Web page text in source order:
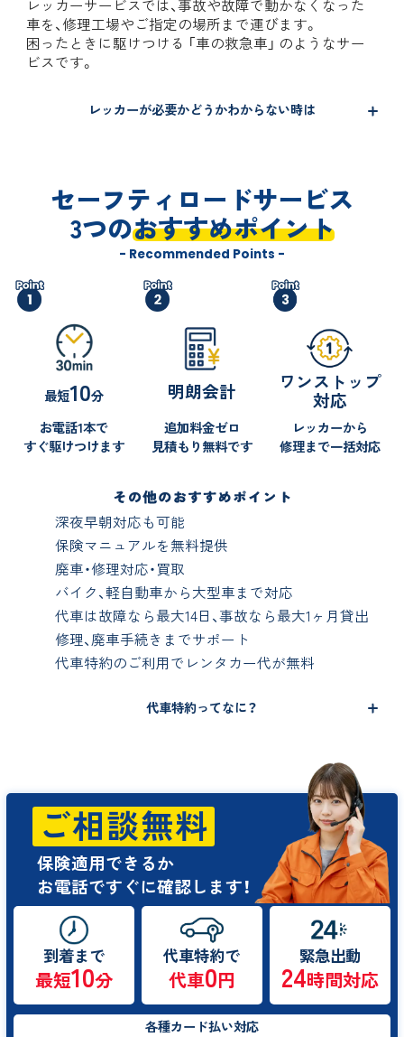
レッカーサービスでは、事故や故障で動かなくなった
車を、修理工場やご指定の場所まで運びます。
困ったときに駆けつける 「車の救急車」 のようなサー
ビスです。
レッカーが必要かどうかわからない時は
セーフティロードサービス
3つのおすすめポイント
- Recommended Points -
最短10分
お電話1本で
すぐ駆けつけます
明朗会計
追加料金ゼロ
見積もり無料です
ワンストップ
対応
レッカーから
修理まで一括対応
深夜早朝対応も可能
保険マニュアルを無料提供
廃車・修理対応・買取
バイク、軽自動車から大型車まで対応
代車は故障なら最大14日、事故なら最大1ヶ月貸出
修理、廃車手続きまでサポート
代車特約のご利用でレンタカー代が無料
代車特約ってなに？
ご相談無料
保険適用できるか
お電話ですぐに確認します！
到着まで
最短10分
代車特約で
代車0円
緊急出動
24時間対応
各種カード払い対応